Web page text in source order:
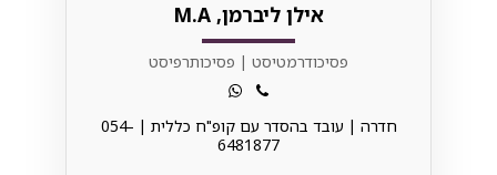
אילן ליברמן, M.A
פסיכודרמטיסט | פסיכותרפיסט
חדרה | עובד בהסדר עם קופ"ח כללית | 054-
6481877⁩